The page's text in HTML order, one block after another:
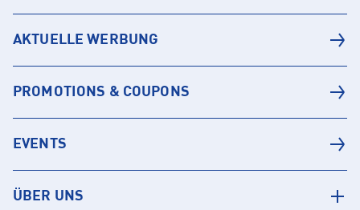
AKTUELLE WERBUNG
PROMOTIONS & COUPONS
EVENTS
ÜBER UNS